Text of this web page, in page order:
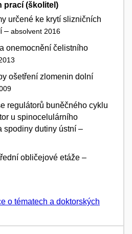
prací (školitel)
určené ke krytí slizničních
– absolvent 2016
onemocnění čelistního
ošetření zlomenin dolní
regulátorů buněčného cyklu
u spinocelulárního
spodiny dutiny ústní –
obličejové etáže –
o tématech a doktorských